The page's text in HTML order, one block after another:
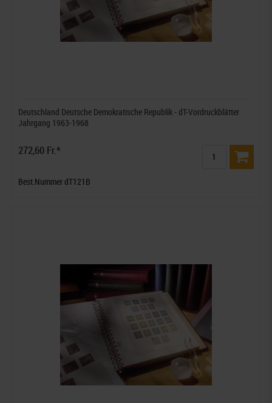
Deutschland Deutsche Demokratische Republik - dT-Vordruckblätter
Jahrgang 1963-1968
272,60 Fr.*
Best.Nummer dT121B